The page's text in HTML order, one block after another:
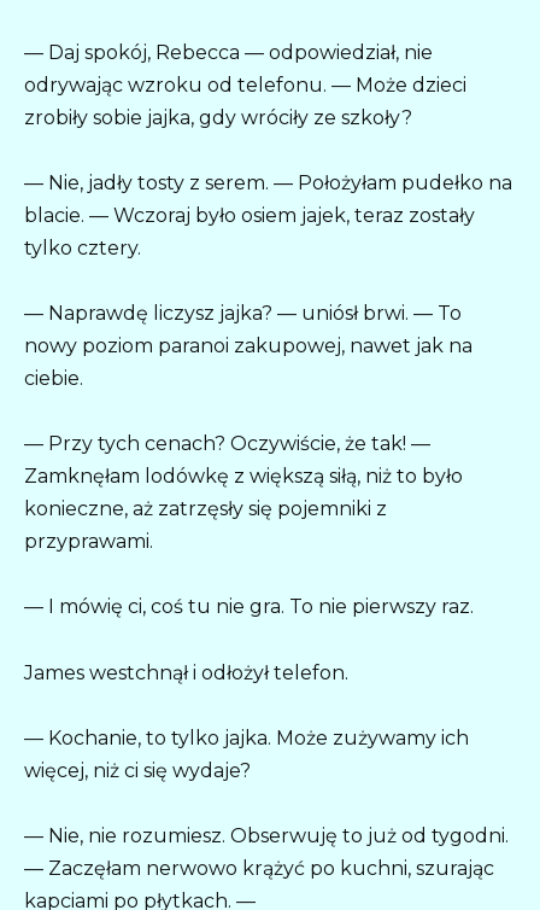
— Daj spokój, Rebecca — odpowiedział, nie
odrywając wzroku od telefonu. — Może dzieci
zrobiły sobie jajka, gdy wróciły ze szkoły?
— Nie, jadły tosty z serem. — Położyłam pudełko na
blacie. — Wczoraj było osiem jajek, teraz zostały
tylko cztery.
— Naprawdę liczysz jajka? — uniósł brwi. — To
nowy poziom paranoi zakupowej, nawet jak na
ciebie.
— Przy tych cenach? Oczywiście, że tak! —
Zamknęłam lodówkę z większą siłą, niż to było
konieczne, aż zatrzęsły się pojemniki z
przyprawami.
— I mówię ci, coś tu nie gra. To nie pierwszy raz.
James westchnął i odłożył telefon.
— Kochanie, to tylko jajka. Może zużywamy ich
więcej, niż ci się wydaje?
— Nie, nie rozumiesz. Obserwuję to już od tygodni.
— Zaczęłam nerwowo krążyć po kuchni, szurając
kapciami po płytkach. —